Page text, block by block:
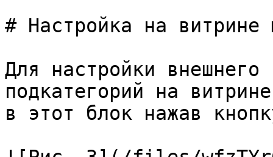
# Настройка на витрине
Для настройки
подкатегорий на
в этот блок нажав